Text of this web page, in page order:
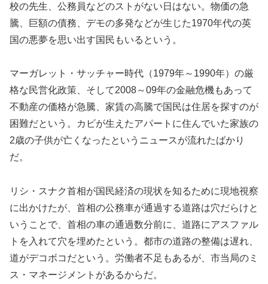
校の先生、公務員などのストがない日はない。物価の急
騰、巨額の債務、デモの多発などが生じた1970年代の英
国の悪夢を思い出す国民もいるという。
マーガレット・サッチャー時代（1979年～1990年）の厳
格な民営化政策、そして2008～09年の金融危機もあって
不動産の価格が急騰、家賃の高騰で国民は住居を探すのが
困難だという。カビが生えたアパートに住んでいた家族の
2歳の子供が亡くなったというニュースが流れたばかり
だ。
リシ・スナク首相が国民経済の現状を知るために現地視察
に出かけたが、首相の公務車が通過する道路は穴だらけと
いうことで、首相の車の通過数分前に、道路にアスファル
トを入れて穴を埋めたという。都市の道路の整備は遅れ、
道がデコボコだという。労働者不足もあるが、市当局のミ
ス・マネージメントがあるからだ。